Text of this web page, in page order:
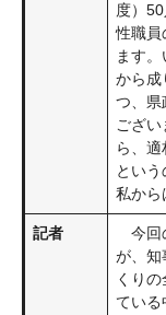
度）
性職員
ます
から成
つ、県
ござ
ら、
という
私から
記者
今回
が、知
くり
ている